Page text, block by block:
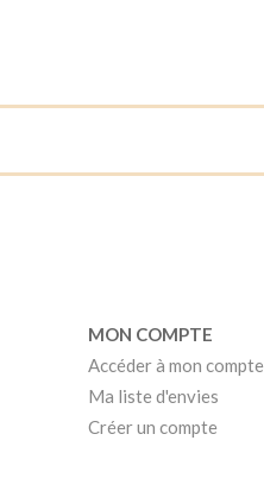
MON COMPTE
Accéder à mon compte
Ma liste d'envies
Créer un compte